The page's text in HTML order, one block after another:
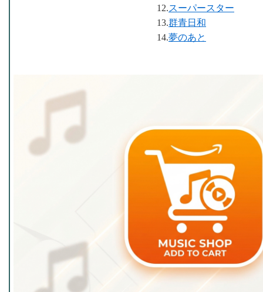
12.スーパースター
13.群青日和
14.夢のあと